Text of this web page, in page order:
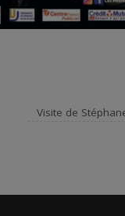
Visite de